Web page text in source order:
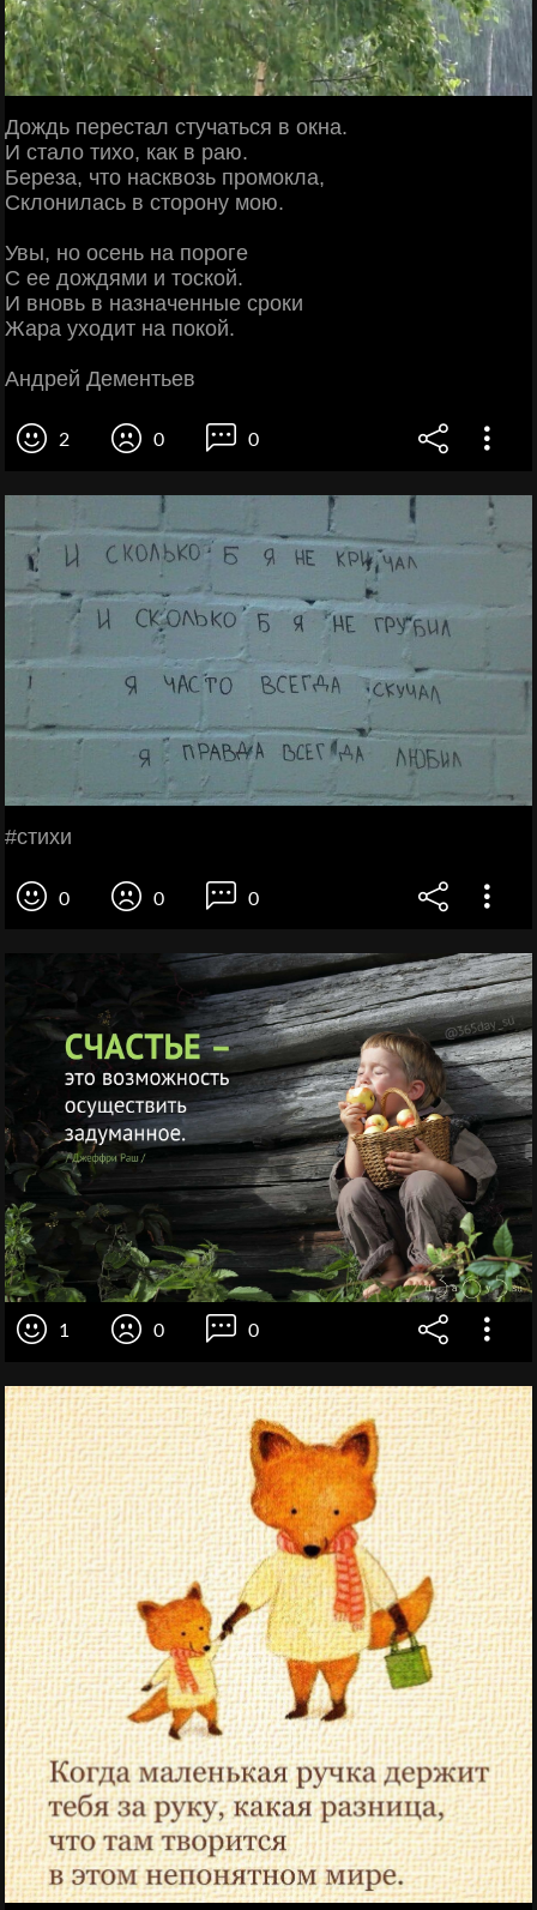
Дождь перестал стучаться в окна.
И стало тихо, как в раю.
Береза, что насквозь промокла,
Склонилась в сторону мою.
Увы, но осень на пороге
С ее дождями и тоской.
И вновь в назначенные сроки
Жара уходит на покой.
Андрей Дементьев
2 0 0
#стихи
0 0 0
1 0 0